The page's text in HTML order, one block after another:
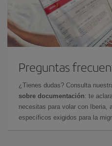
Preguntas
¿Tienes dudas? Consulta
sobre documentación: te
necesitas para volar con Iberia,
específicos exigidos para la